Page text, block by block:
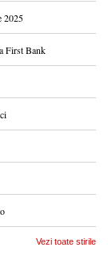
2025
First Bank
Vezi toate stirile